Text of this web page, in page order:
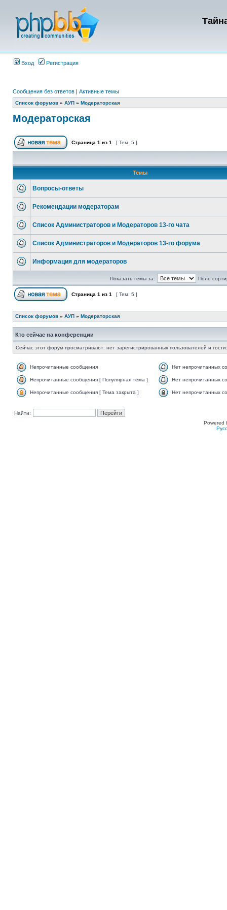
Вход Регистрация
Сообщения без ответов | Активные темы
Список форумов » АУП » Модераторская
Модераторская
Страница 1 из 1 [ Тем: 5 ]
Темы
Вопросы-ответы
Рекомендации модераторам
Список Администраторов и Модераторов 13-го чата
Список Администраторов и Модераторов 13-го форума
Информация для модераторов
Показать темы за: Поле
Страница 1 из 1 [ Тем: 5 ]
Список форумов » АУП » Модераторская
Кто сейчас на конференции
Сейчас этот форум просматривают: нет зарегистрированных пользователей и
Непрочитанные сообщения Нет непрочитанных
Непрочитанные сообщения [ Популярная тема ] Нет непрочитанных
Непрочитанные сообщения [ Тема закрыта ] Нет непрочитанных
Найти:
Powered